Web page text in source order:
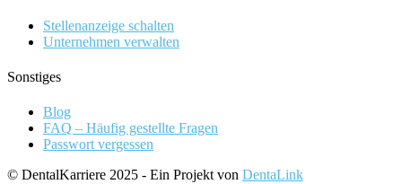
Stellenanzeige schalten
Unternehmen verwalten
Sonstiges
Blog
FAQ – Häufig gestellte Fragen
Passwort vergessen
© DentalKarriere 2025 - Ein Projekt von DentaLink